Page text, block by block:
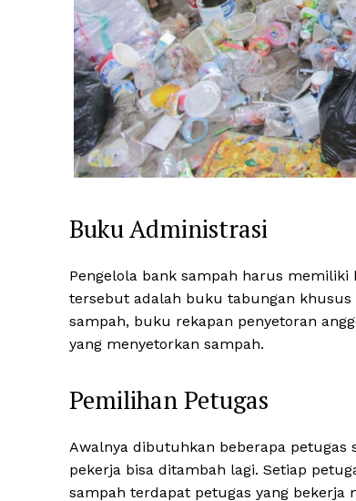
Buku Administrasi
Pengelola bank sampah harus
tersebut adalah buku tabungan
sampah, buku rekapan penyetoran
yang menyetorkan sampah.
Pemilihan Petugas
Awalnya dibutuhkan beberapa
pekerja bisa ditambah lagi. Setiap
sampah terdapat petugas yang bekerja